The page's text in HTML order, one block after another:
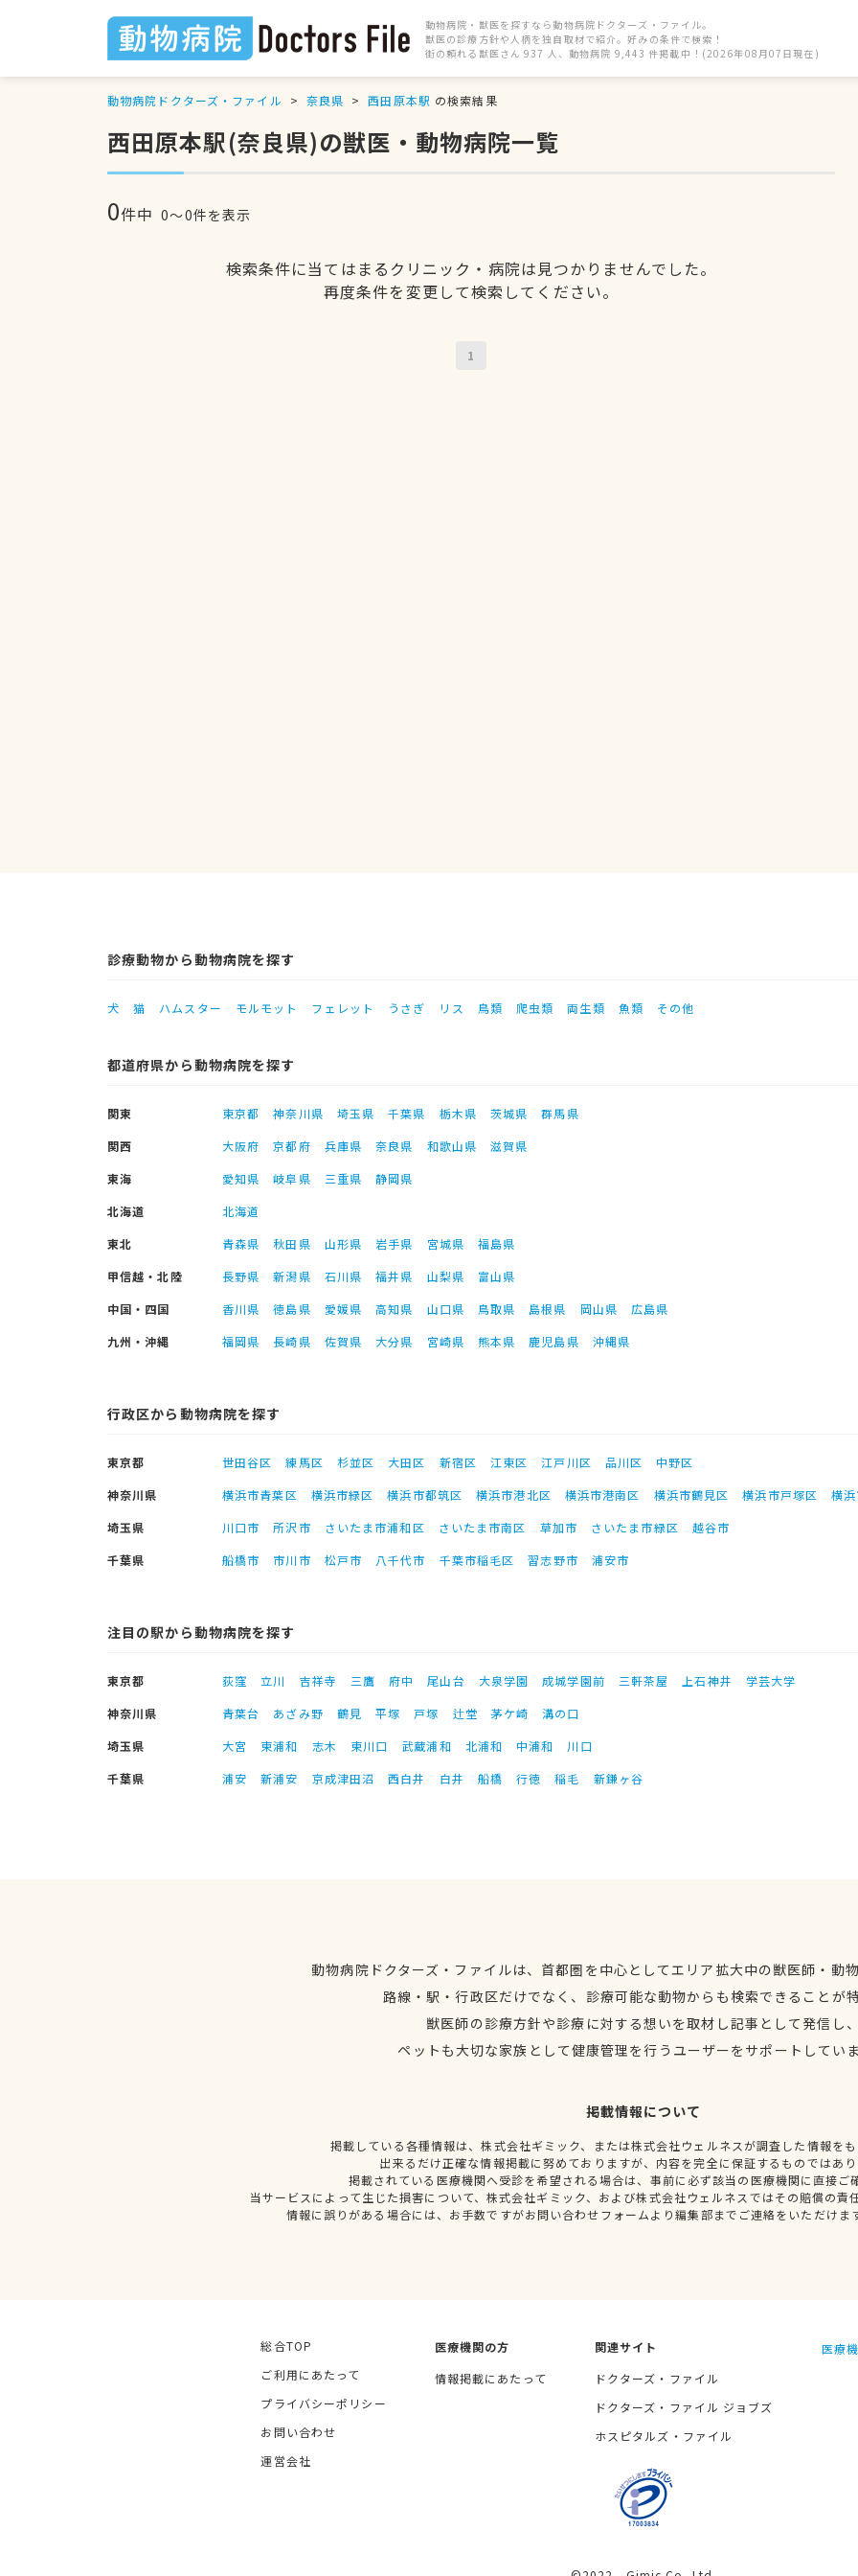
動物病院・獣医を探すなら動物病院ドクターズ・ファイル。
獣医の診療方針や人柄を独自取材で紹介。好みの条件で検索！
街の頼れる獣医さん 937 人、動物病院 9,443 件掲載中！(2026年08月07日現在)
動物病院ドクターズ・ファイル 奈良県 西田原本駅 の検索結果
西田原本駅(奈良県)の獣医・動物病院一覧
0件中 0〜0件を表示
検索条件に当てはまるクリニック・病院は見つかりませんでした。
再度条件を変更して検索してください。
1
診療動物から動物病院を探す
犬 猫 ハムスター モルモット フェレット うさぎ リス 鳥類 爬虫類 両生類 魚類 その他
都道府県から動物病院を探す
関東 東京都 神奈川県 埼玉県 千葉県 栃木県 茨城県
群馬県
関西
大阪府 京都府 兵庫県 奈良県 和歌山県
滋賀県
東海
愛知県 岐阜県 三重県
静岡県
北海道
北海道
東北
青森県 秋田県 山形県 岩手県 宮城県
福島県
甲信越・北陸
長野県 新潟県 石川県 福井県 山梨県
富山県
中国・四国
香川県 徳島県 愛媛県 高知県 山口県 鳥取県 島根県 岡山県
広島県
九州・沖縄
福岡県 長崎県 佐賀県 大分県 宮崎県 熊本県 鹿児島県 沖縄県
行政区から動物病院を探す
東京都 世田谷区 練馬区 杉並区 大田区 新宿区 江東区 江戸川区 品川区
中野区
神奈川県
横浜市青葉区 横浜市緑区 横浜市都筑区 横浜市港北区 横浜市港南区 横浜市鶴見区 横浜市戸塚区
横
埼玉県
川口市 所沢市 さいたま市浦和区 さいたま市南区 草加市 さいたま市緑区
越谷市
千葉県
船橋市 市川市 松戸市 八千代市 千葉市稲毛区 習志野市 浦安市
注目の駅から動物病院を探す
東京都 荻窪 立川 吉祥寺 三鷹 府中 尾山台 大泉学園 成城学園前 三軒茶屋 上石神井
学芸大学
神奈川県
青葉台 あざみ野 鶴見 平塚 戸塚 辻堂 茅ケ崎
溝の口
埼玉県
大宮 東浦和 志木 東川口 武蔵浦和 北浦和 中浦和
川口
千葉県
浦安 新浦安 京成津田沼 西白井 白井 船橋 行徳 稲毛 新鎌ヶ谷
動物病院ドクターズ・ファイルは、首都圏を中心としてエリア拡大中の獣医師・動
路線・駅・行政区だけでなく、診療可能な動物からも検索できることが
獣医師の診療方針や診療に対する想いを取材し記事として発信し
ペットも大切な家族として健康管理を行うユーザーをサポートしてい
掲載情報について
掲載している各種情報は、株式会社ギミック、または株式会社ウェルネスが調査した情報を
出来るだけ正確な情報掲載に努めておりますが、内容を完全に保証するものではあ
掲載されている医療機関へ受診を希望される場合は、事前に必ず該当の医療機関に直接ご
当サービスによって生じた損害について、株式会社ギミック、および株式会社ウェルネスではその賠償の責
情報に誤りがある場合には、お手数ですがお問い合わせフォームより編集部までご連絡をいただけま
総合TOP
ご利用にあたって
プライバシーポリシー
お問い合わせ
運営会社
医療機関の方
情報掲載にあたって
関連サイト
ドクターズ・ファイル
ドクターズ・ファイル ジョブズ
ホスピタルズ・ファイル
医療